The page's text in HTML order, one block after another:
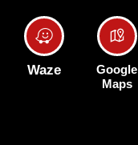
Waze
Google
Maps